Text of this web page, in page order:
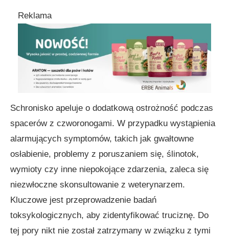
Reklama
Schronisko apeluje o dodatkową ostrożność podczas
spacerów z czworonogami. W przypadku wystąpienia
alarmujących symptomów, takich jak gwałtowne
osłabienie, problemy z poruszaniem się, ślinotok,
wymioty czy inne niepokojące zdarzenia, zaleca się
niezwłoczne skonsultowanie z weterynarzem.
Kluczowe jest przeprowadzenie badań
toksykologicznych, aby zidentyfikować truciznę. Do
tej pory nikt nie został zatrzymany w związku z tymi